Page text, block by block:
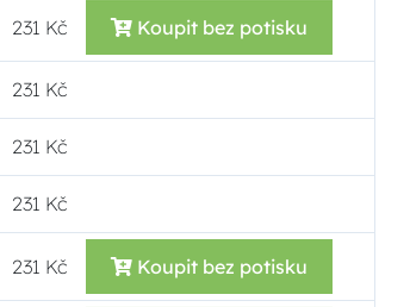
231 Kč Koupit bez potisku
231 Kč
231 Kč
231 Kč
231 Kč Koupit bez potisku